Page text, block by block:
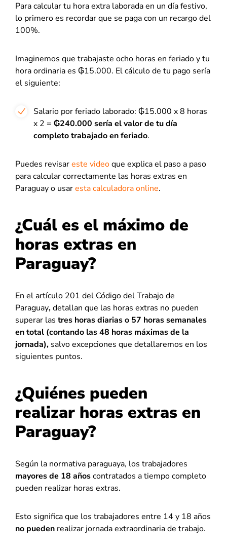
Para calcular tu hora extra laborada en un día festivo,
lo primero es recordar que se paga con un recargo del
100%.
Imaginemos que trabajaste ocho horas en feriado y tu
hora ordinaria es ₲15.000. El cálculo de tu pago sería
el siguiente:
Salario por feriado laborado: ₲15.000 x 8 horas
x 2 = ₲240.000 sería el valor de tu día
completo trabajado en feriado.
Puedes revisareste videoque explica el paso a paso
para calcular correctamente las horas extras en
Paraguay o usaresta calculadora online.
¿Cuál es el máximo de
horas extras en
Paraguay?
En elartículo 201 del Código del Trabajo de
Paraguay,detallan que las horas extras no pueden
superar las tres horas diarias o 57 horas semanales
en total (contando las 48 horas máximas de la
jornada), salvo excepciones que detallaremos en los
siguientes puntos.
¿Quiénes pueden
realizar horas extras en
Paraguay?
Según la normativa paraguaya, los trabajadores
mayores de 18 añoscontratados a tiempo completo
pueden realizar horas extras.
Esto significa que los trabajadores entre 14 y 18 años
no pueden realizar jornada extraordinaria de trabajo.